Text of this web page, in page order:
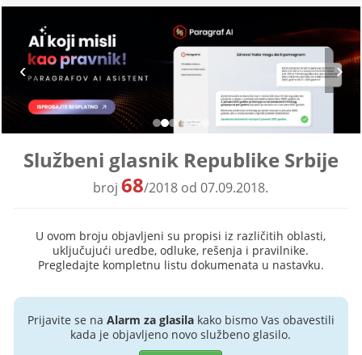
Službeni glasnik Republike Srbije
broj68/2018 od 07.09.2018.
U ovom broju objavljeni su propisi iz različitih oblasti,
uključujući uredbe, odluke, rešenja i pravilnike.
Pregledajte kompletnu listu dokumenata u nastavku.
Prijavite se na Alarm za glasilakako bismo Vas obavestili
kada je objavljeno novo službeno glasilo.